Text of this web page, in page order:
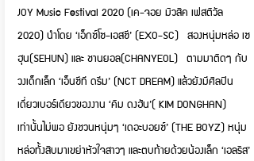
JOY Music Festival 2020 (เค-จอย มิวสิค เฟสติวัล
2020) นำโดย ‘เอ็กซ์โซ-เอสซี’ (EXO-SC) สองหนุ่มหล่อ เซ
ฮุน(SEHUN) และ ชานยอล(CHANYEOL) ตามมาติดๆ กับ
วงเด็กเล็ก ‘เอ็นซีที ดรีม’ (NCT DREAM) แล้วยังมีศิลปิน
เดี่ยวเบอร์เดียวของงาน ‘คิม ดงฮัน’( KIM DONGHAN)
เท่านั้นไม่พอ ยังชวนหนุ่มๆ ‘เดอะบอยซ์’ (THE BOYZ) หนุ่ม
หล่อทั้งสิบมาเขย่าหัวใจสาวๆ และตบท้ายด้วยน้องเล็ก ‘เอลริส’